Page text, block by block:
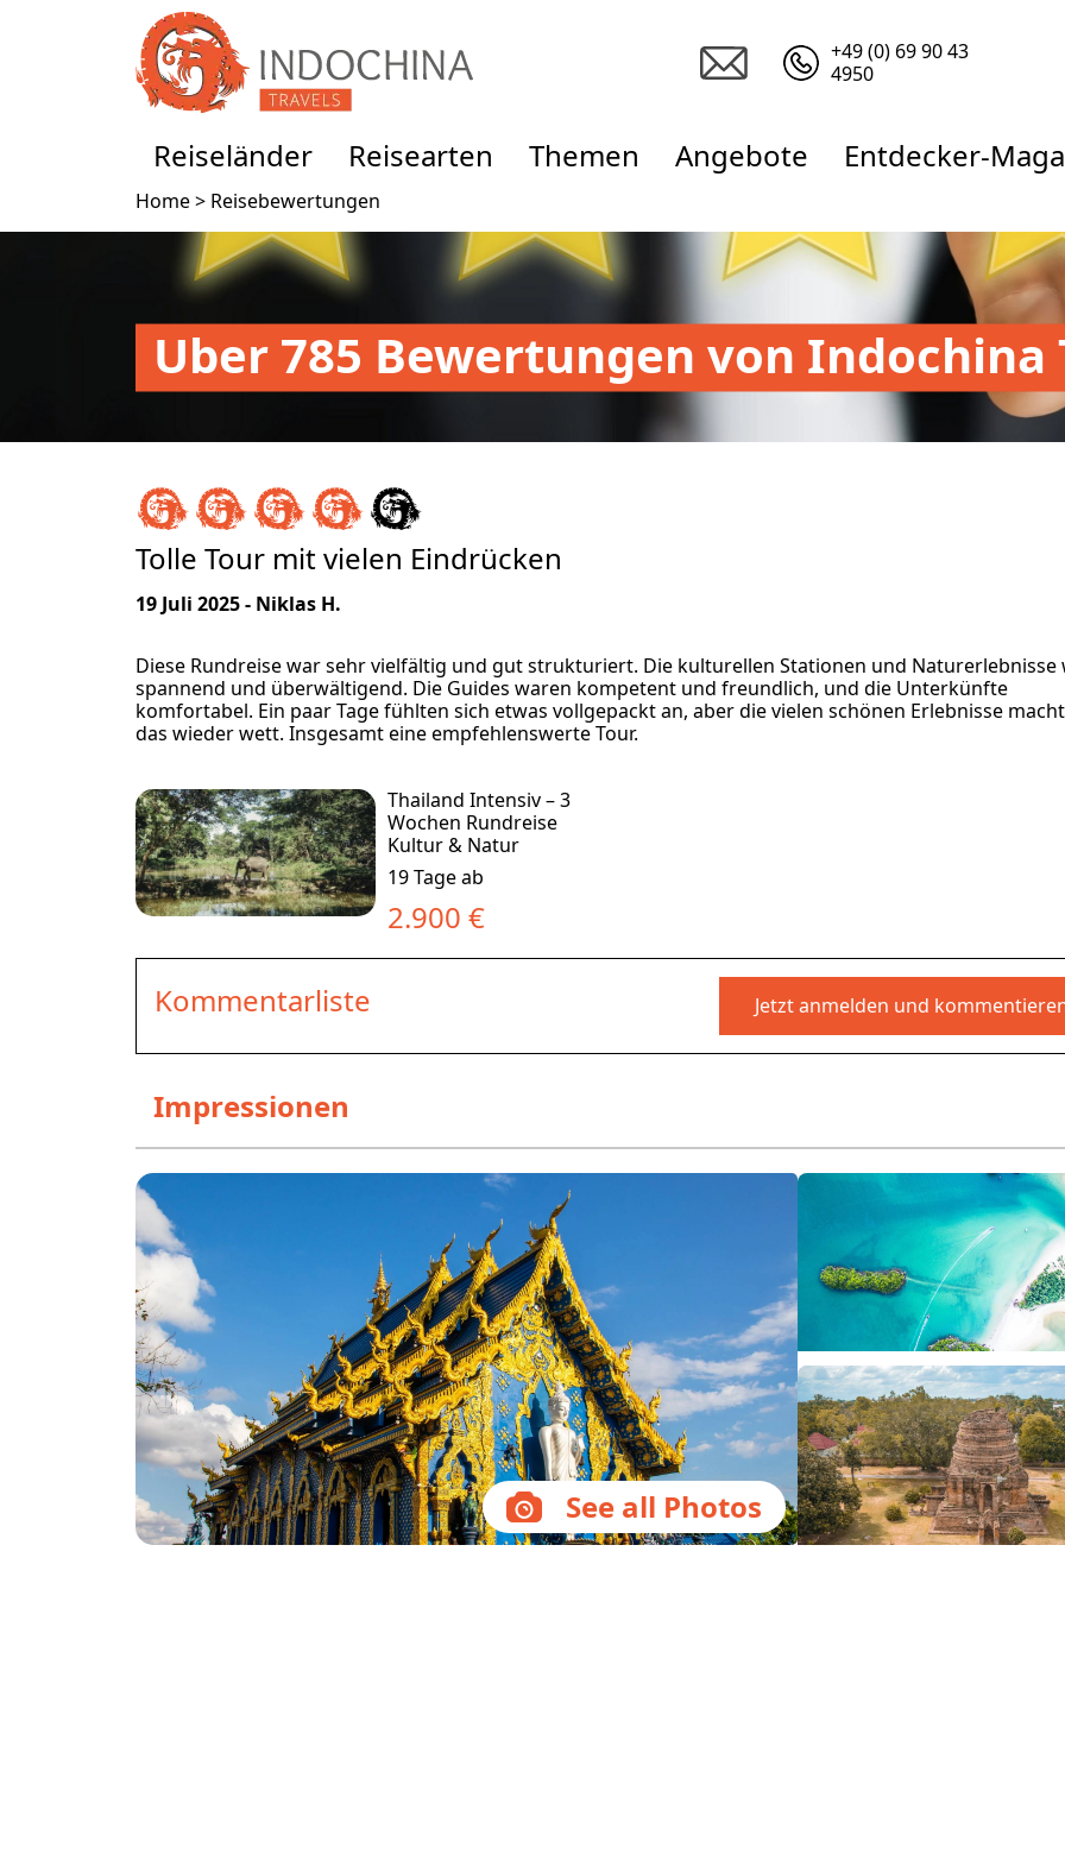
+49 (0) 69 90 43
4950
Reiseländer Reisearten Themen Angebote Entdecker-
Home > Reisebewertungen
Uber 785 Bewertungen von Indochina
Tolle Tour mit vielen Eindrücken
19 Juli 2025 - Niklas H.
Diese Rundreise war sehr vielfältig und gut strukturiert. Die kulturellen Stationen und Naturerlebnisse
spannend und überwältigend. Die Guides waren kompetent und freundlich, und die Unterkünfte
komfortabel. Ein paar Tage fühlten sich etwas vollgepackt an, aber die vielen schönen Erlebnisse
das wieder wett. Insgesamt eine empfehlenswerte Tour.
Thailand Intensiv – 3
Wochen Rundreise
Kultur & Natur
19 Tage ab
2.900 €
Kommentarliste Jetzt anmelden und
Impressionen
See all Photos